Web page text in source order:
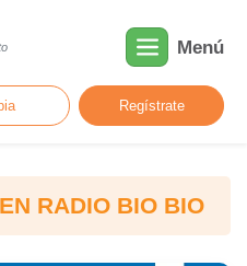
Menú
Regístrate
RADIO BIO BIO